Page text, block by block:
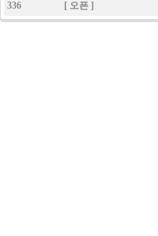
336 [ 오픈 ] "히어로택틱